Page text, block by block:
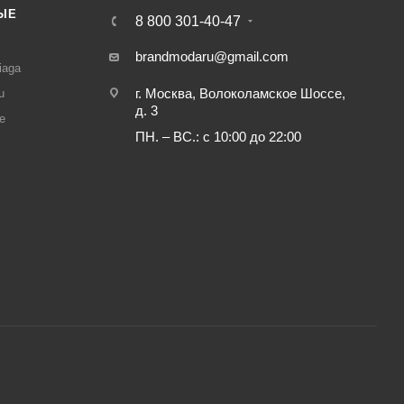
8 800 301-40-47
brandmodaru@gmail.com
г. Москва, Волоколамское Шоссе,
д. 3
ПН. – ВС.: с 10:00 до 22:00